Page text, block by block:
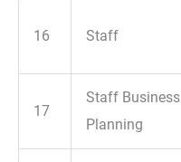
16 Staff
17
Staff Business
Planning